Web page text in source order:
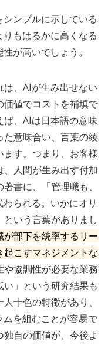
ンプルに示している
もはるかに高くなる
が高いでしょう。
、AIが生み出せない
値でコストを補填で
ば、AIは日本語の意味
意味合い、言葉の綾
ます。つまり、お客様
人間が生み出す付加
書に、「管理職も、
られる。いかにオリ
いう言葉がありまし
が部下を統率するリー
こすマネジメントな
協調性が必要な業務
」という研究結果も
十色の特徴があり、
を組むことが容易で
自の価値が、今後よ